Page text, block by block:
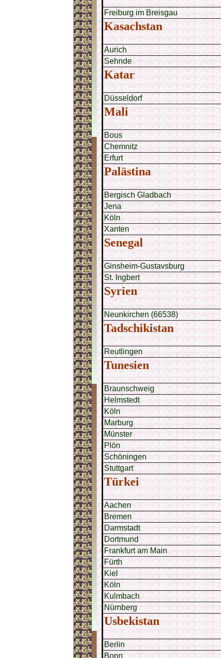
Freiburg im Breisgau
Kasachstan
Aurich
Sehnde
Katar
Düsseldorf
Mali
Bous
Chemnitz
Erfurt
Palästina
Bergisch Gladbach
Jena
Köln
Xanten
Senegal
Ginsheim-Gustavsburg
St. Ingbert
Syrien
Neunkirchen (66538)
Tadschikistan
Reutlingen
Tunesien
Braunschweig
Helmstedt
Köln
Marburg
Münster
Plön
Schöningen
Stuttgart
Türkei
Aachen
Bremen
Darmstadt
Dortmund
Frankfurt am Main
Fürth
Kiel
Köln
Kulmbach
Nürnberg
Usbekistan
Berlin
Bonn